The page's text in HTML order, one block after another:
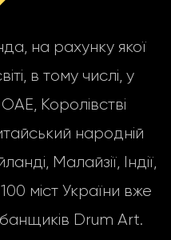
на рахунку якої
в тому числі, у
Королівстві
народній
Малайзії, Індії,
міст України вже
Drum Art.